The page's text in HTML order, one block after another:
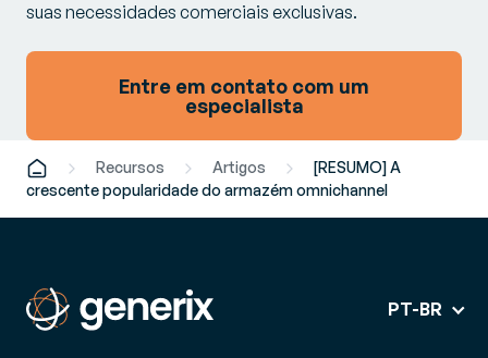
suas necessidades comerciais exclusivas.
Entre em contato com um
especialista
Recursos Artigos
[RESUMO] A
crescente popularidade do armazém omnichannel
PT-BR